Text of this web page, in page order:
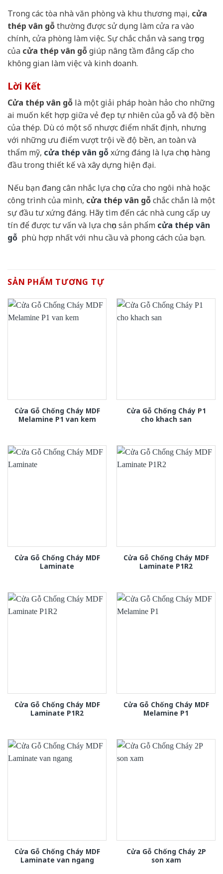
Trong các tòa nhà văn phòng và khu thương mại, cửa
thép vân gỗthường được sử dụng làm cửa ra vào
chính, cửa phòng làm việc. Sự chắc chắn và sang trọng
của cửa thép vân gỗgiúp nâng tầm đẳng cấp cho
không gian làm việc và kinh doanh.
Lời Kết
Cửa thép vân gỗ là một giải pháp hoàn hảo cho những
ai muốn kết hợp giữa vẻ đẹp tự nhiên của gỗ và độ bền
của thép. Dù có một số nhược điểm nhất định, nhưng
với những ưu điểm vượt trội về độ bền, an toàn và
thẩm mỹ, cửa thép vân gỗxứng đáng là lựa chọn hàng
đầu trong thiết kế và xây dựng hiện đại.
Nếu bạn đang cân nhắc lựa chọn cửa cho ngôi nhà hoặc
công trình của mình, cửa thép vân gỗchắc chắn là một
sự đầu tư xứng đáng. Hãy tìm đến các nhà cung cấp uy
tín để được tư vấn và lựa chọn sản phẩm cửa thép vân
gỗ phù hợp nhất với nhu cầu và phong cách của bạn.
SẢN PHẨM TƯƠNG TỰ
Cửa Gỗ Chống Cháy MDF
Melamine P1 van kem
Cửa Gỗ Chống Cháy P1
cho khach san
Cửa Gỗ Chống Cháy MDF
Laminate
Cửa Gỗ Chống Cháy MDF
Laminate P1R2
Cửa Gỗ Chống Cháy MDF
Laminate P1R2
Cửa Gỗ Chống Cháy MDF
Melamine P1
Cửa Gỗ Chống Cháy MDF
Laminate van ngang
Cửa Gỗ Chống Cháy 2P
son xam